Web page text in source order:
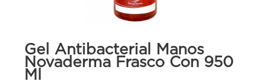
Gel Antibacterial Manos
Novaderma Frasco Con 950
Ml